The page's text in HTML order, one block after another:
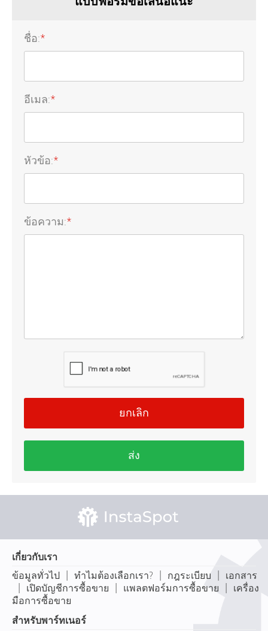
ชื่อ:*
อีเมล:*
หัวข้อ:*
ข้อความ:*
ยกเลิก
ส่ง
เกี่ยวกับเรา
ข้อมูลทั่วไป
ทำไมต้องเลือกเรา? กฎระเบียบ เอกสาร
เปิดบัญชีการซื้อขาย แพลตฟอร์มการซื้อขาย
เครื่อง
มือการซื้อขาย
สำหรับพาร์ทเนอร์